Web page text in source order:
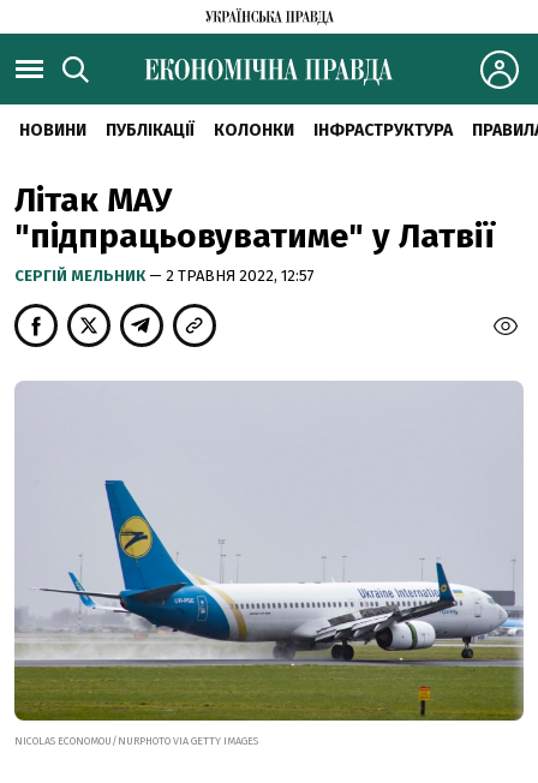
НОВИНИ ПУБЛІКАЦІЇ КОЛОНКИ ІНФРАСТРУКТУРА
Літак МАУ
"підпрацьовуватиме" у Латвії
CЕРГІЙ МЕЛЬНИК — 2 ТРАВНЯ 2022, 12:57
NICOLAS ECONOMOU/NURPHOTO VIA GETTY IMAGES